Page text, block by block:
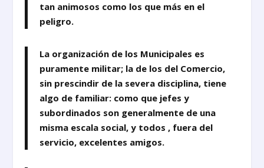
tan animosos como los que más en el
peligro.
La organización de los Municipales es
puramente militar; la de los del Comercio,
sin prescindir de la severa disciplina, tiene
algo de familiar: como que jefes y
subordinados son generalmente de una
misma escala social, y todos , fuera del
servicio, excelentes amigos.